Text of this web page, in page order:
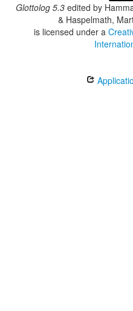
Glottolog 5.3 edited by
& Haspelmath,
is licensed under a